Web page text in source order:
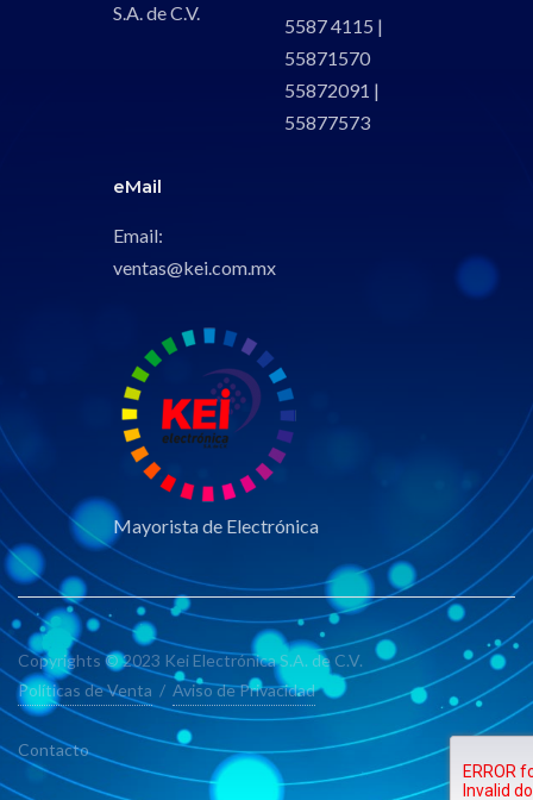
S.A. de C.V.
5587 4115 |
55871570
55872091 |
55877573
eMail
Email:
ventas@kei.com.mx
Mayorista de Electrónica
Copyrights © 2023 Kei Electrónica S.A. de C.V.
Políticas de Venta / Aviso de Privacidad
Contacto